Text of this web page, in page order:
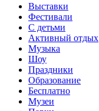
Выставки
Фестивали
С детьми
Активный отдых
Музыка
Шоу
Праздники
Образование
Бесплатно
Музеи